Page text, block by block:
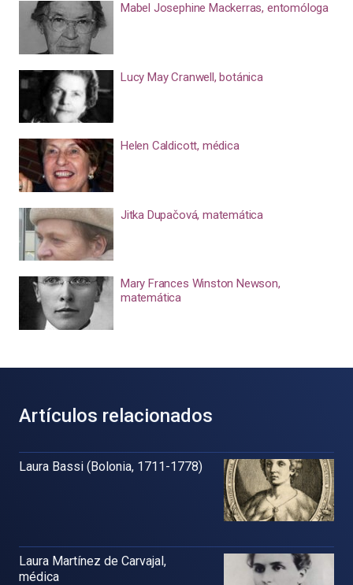
Mabel Josephine Mackerras, entomóloga
Lucy May Cranwell, botánica
Helen Caldicott, médica
Jitka Dupačová, matemática
Mary Frances Winston Newson,
matemática
Artículos relacionados
Laura Bassi (Bolonia, 1711-1778)
Laura Martínez de Carvajal,
médica